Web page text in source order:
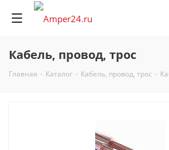
Кабель, провод, трос
Главная - Каталог - Кабель, провод, трос -